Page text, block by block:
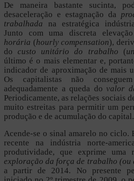
De maneira bastante sucinta,
desaceleração e estagnação da
trabalhada na estratégica
Junto com uma discreta
horária (hourly compensation),
docusto unitário do trabalho (
último é o mais elementar e,
indicador de aproximação de mais
Os capitalistas não
adequadamente a queda do valor
Periodicamente, as relações sociais
muito estreitas para permitir um
produção e de acumulação do capital.
Acende-se o sinal amarelo no ciclo.
recente na indústria norte-
produtividade, que exprime uma
exploração da força de trabalho (ou
a partir de 2014. No presente